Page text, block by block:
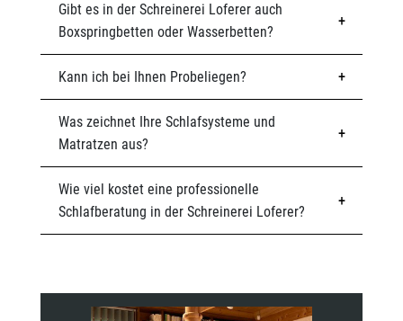
Gibt es in der Schreinerei Loferer auch
Boxspringbetten oder Wasserbetten?
Kann ich bei Ihnen Probeliegen?
Was zeichnet Ihre Schlafsysteme und
Matratzen aus?
Wie viel kostet eine professionelle
Schlafberatung in der Schreinerei Loferer?